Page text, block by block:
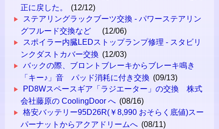
正に戻した。
(12/12)
ステアリングラックブーツ交換 - パワーステアリン
グフルード交換など
(12/06)
スポイラー内臓LEDストップランプ修理 - スタビリ
ンクダストカバー交換 (12/03)
バックの際、ブロントブレーキからブレーキ鳴き
「キー♪」音 パッド消耗に付き交換 (09/13)
PD8Wスペースギア「ラジエーター」の交換 株式
会社藤原の CoolingDoor へ (08/16)
格安バッテリー95D26R(￥8,990 おそらく底値)スー
パーナットからアクアドリームへ (08/11)